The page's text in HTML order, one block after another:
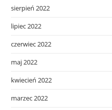
sierpień 2022
lipiec 2022
czerwiec 2022
maj 2022
kwiecień 2022
marzec 2022